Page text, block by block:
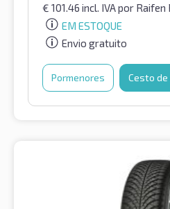
€ 101.46 incl. IVApor Raifen
EM ESTOQUE
Envio gratuito
Pormenores Cesto